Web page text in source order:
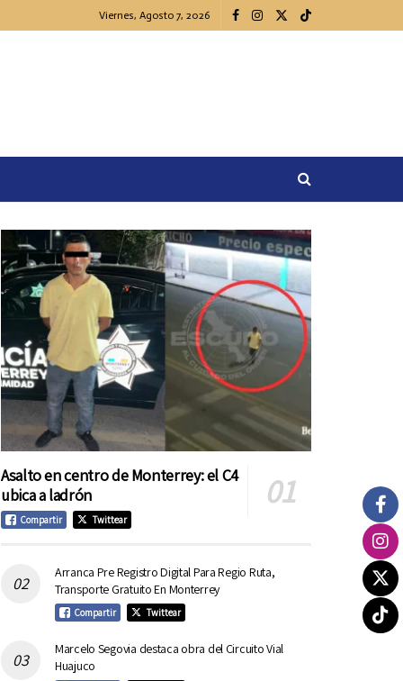
Viernes, Agosto 7, 2026
Asalto en centro de Monterrey: el C4
ubica a ladrón
Compartir Twittear
Arranca Pre Registro Digital Para Regio Ruta,
Transporte Gratuito En Monterrey
Compartir Twittear
Marcelo Segovia destaca obra del Circuito Vial
Huajuco